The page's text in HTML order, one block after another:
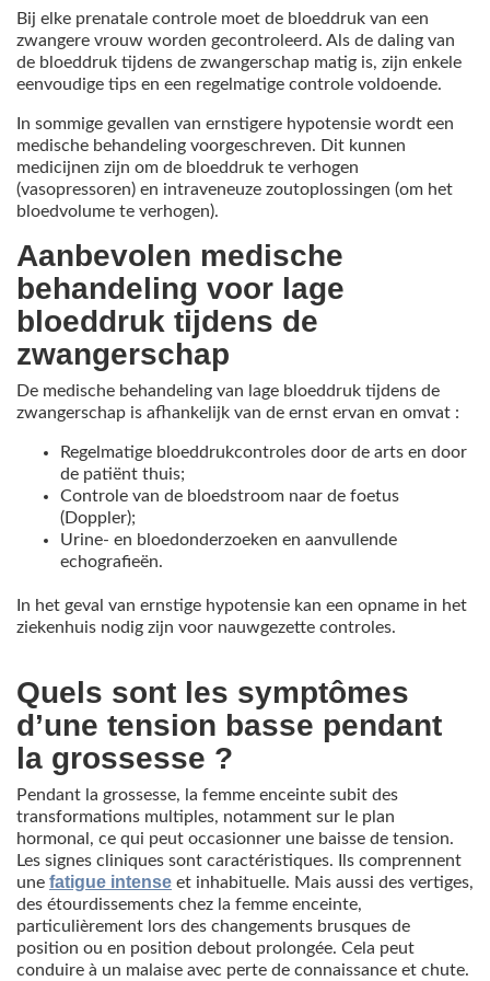
Bij elke prenatale controle moet de bloeddruk van een
zwangere vrouw worden gecontroleerd. Als de daling van
de bloeddruk tijdens de zwangerschap matig is, zijn enkele
eenvoudige tips en een regelmatige controle voldoende.
In sommige gevallen van ernstigere hypotensie wordt een
medische behandeling voorgeschreven. Dit kunnen
medicijnen zijn om de bloeddruk te verhogen
(vasopressoren) en intraveneuze zoutoplossingen (om het
bloedvolume te verhogen).
Aanbevolen medische
behandeling voor lage
bloeddruk tijdens de
zwangerschap
De medische behandeling van lage bloeddruk tijdens de
zwangerschap is afhankelijk van de ernst ervan en omvat :
Regelmatige bloeddrukcontroles door de arts en door
de patiënt thuis;
Controle van de bloedstroom naar de foetus
(Doppler);
Urine- en bloedonderzoeken en aanvullende
echografieën.
In het geval van ernstige hypotensie kan een opname in het
ziekenhuis nodig zijn voor nauwgezette controles.
Quels sont les symptômes
d’une tension basse pendant
la grossesse ?
Pendant la grossesse, la femme enceinte subit des
transformations multiples, notamment sur le plan
hormonal, ce qui peut occasionner une baisse de tension.
Les signes cliniques sont caractéristiques. Ils comprennent
une fatigue intense et inhabituelle. Mais aussi des vertiges,
des étourdissements chez la femme enceinte,
particulièrement lors des changements brusques de
position ou en position debout prolongée. Cela peut
conduire à un malaise avec perte de connaissance et chute.